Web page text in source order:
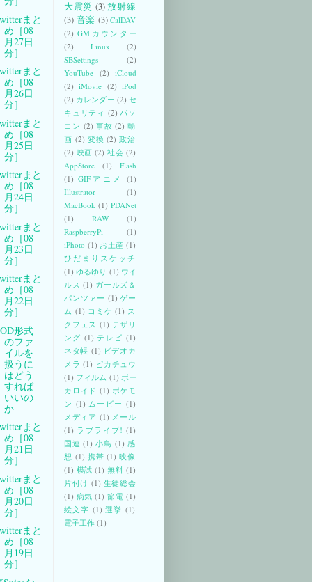
まと
め［08
月27日
分］
まと
め［08
月26日
分］
まと
め［08
月25日
分］
まと
め［08
月24日
分］
まと
め［08
月23日
分］
まと
め［08
月22日
分］
形式
のファ
イルを
扱うに
はどう
すれば
いいの
か
まと
め［08
月21日
分］
まと
め［08
月20日
分］
まと
め［08
月19日
分］
大震災 (3) 放射線
(3) 音楽 (3) CalDAV
(2) GMカウンター
(2)
Linux
(2)
SBSettings
(2)
YouTube (2) iCloud
(2) iMovie (2) iPod
(2) カレンダー (2) セ
キュリティ (2) パソ
コン (2) 事故 (2) 動
画 (2) 変換 (2) 政治
(2) 映画 (2) 社会 (2)
AppStore
(1)
Flash
(1) GIFアニメ
(1)
Illustrator
(1)
MacBook (1) PDANet
(1)
RAW
(1)
RaspberryPi
(1)
iPhoto (1) お土産 (1)
ひだまりスケッチ
(1) ゆるゆり (1) ウイ
ルス (1) ガールズ＆
パンツァー (1) ゲー
ム (1) コミケ (1) ス
クフェス (1) テザリ
ング (1) テレビ (1)
ネタ帳 (1) ビデオカ
メラ (1) ピカチュウ
(1) フィルム (1) ボー
カロイド (1) ポケモ
ン (1) ムービー (1)
メディア (1) メール
(1) ラブライブ! (1)
国連 (1) 小鳥 (1) 感
想 (1) 携帯 (1) 映像
(1) 模試 (1) 無料 (1)
片付け (1) 生徒総会
(1) 病気 (1) 節電 (1)
絵文字 (1) 選挙 (1)
電子工作 (1)